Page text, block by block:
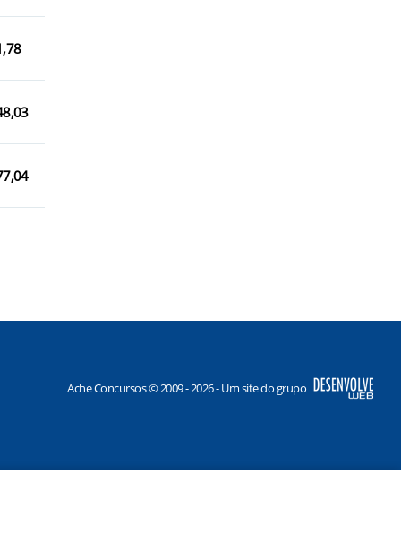
Ache Concursos © 2009 - 2026 - Um site do grupo